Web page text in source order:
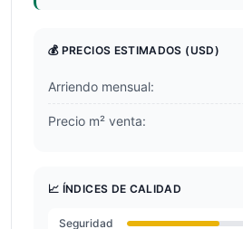
💰 PRECIOS ESTIMADOS (USD)
Arriendo mensual:
Precio m² venta:
📈 ÍNDICES DE CALIDAD
Seguridad